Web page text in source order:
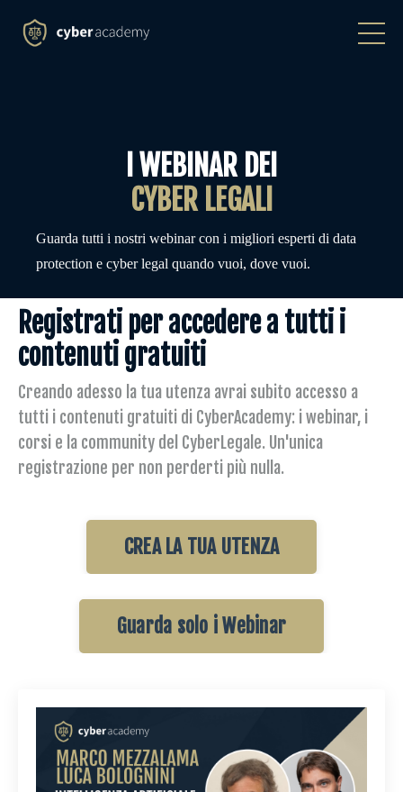
I WEBINAR DEI
CYBER LEGALI
Guarda tutti i nostri webinar con i migliori esperti di data
protection e cyber legal quando vuoi, dove vuoi.
Registrati per accedere a tutti i
contenuti gratuiti
Creando adesso la tua utenza avrai subito accesso a
tutti i contenuti gratuiti di CyberAcademy: i webinar, i
corsi e la community del CyberLegale. Un'unica
registrazione per non perderti più nulla.
CREA LA TUA UTENZA
Guarda solo i Webinar